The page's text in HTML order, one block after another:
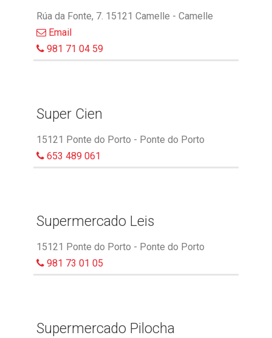
Rúa da Fonte, 7. 15121 Camelle - Camelle
Email
981 71 04 59
Super Cien
15121 Ponte do Porto - Ponte do Porto
653 489 061
Supermercado Leis
15121 Ponte do Porto - Ponte do Porto
981 73 01 05
Supermercado Pilocha